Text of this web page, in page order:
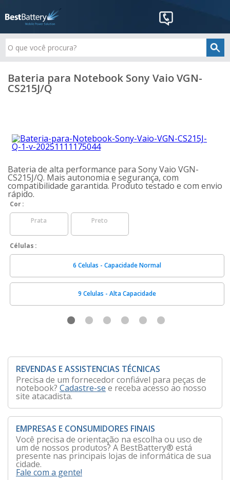
Bateria para Notebook Sony Vaio VGN-
CS215J/Q
Bateria de alta performance para Sony Vaio VGN-
CS215J/Q. Mais autonomia e segurança, com
compatibilidade garantida. Produto testado e com envio
rápido.
Cor
Prata
Preto
Células
6 Celulas - Capacidade Normal
9 Celulas - Alta Capacidade
REVENDAS E ASSISTENCIAS TÉCNICAS
Precisa de um fornecedor confiável para peças de
notebook? Cadastre-se e receba acesso ao nosso
site atacadista.
EMPRESAS E CONSUMIDORES FINAIS
Você precisa de orientação na escolha ou uso de
um de nossos produtos? A BestBattery® está
presente nas principais lojas de informática de sua
cidade.
Fale com a gente!